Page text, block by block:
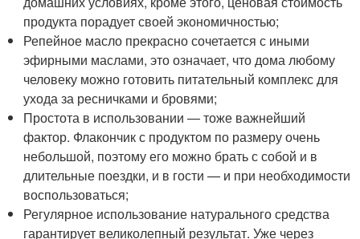
продукта порадует своей экономичностью;
Репейное масло прекрасно сочетается с иными
эфирными маслами, это означает, что дома любому
человеку можно готовить питательный комплекс для
ухода за ресничками и бровями;
Простота в использовании — тоже важнейший
фактор. Флакончик с продуктом по размеру очень
небольшой, поэтому его можно брать с собой и в
длительные поездки, и в гости — и при необходимости
воспользоваться;
Регулярное использование натурального средства
гарантирует великолепный результат. Уже через